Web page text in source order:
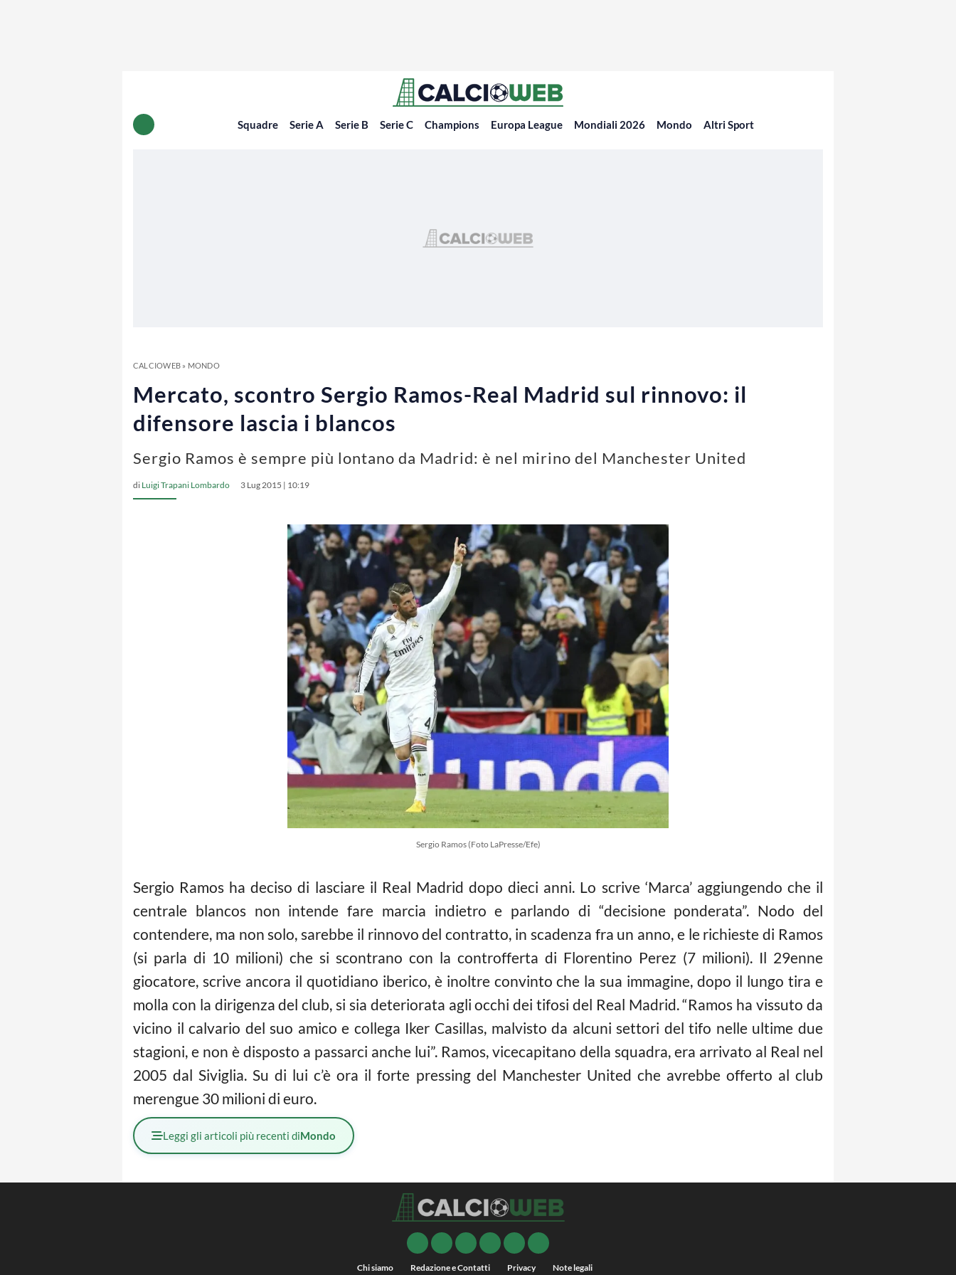
Squadre Serie A Serie B Serie C Champions Europa League Mondiali 2026 Mondo Altri Sport
CALCIOWEB» MONDO
Mercato, scontro Sergio Ramos-Real Madrid sul rinnovo: il
difensore lascia i blancos
Sergio Ramos è sempre più lontano da Madrid: è nel mirino del Manchester United
di Luigi Trapani Lombardo 3 Lug 2015 | 10:19
Sergio Ramos (Foto LaPresse/Efe)
Sergio Ramos ha deciso di lasciare il Real Madrid dopo dieci anni. Lo scrive ‘Marca’ aggiungendo che il
centrale blancos non intende fare marcia indietro e parlando di “decisione ponderata”. Nodo del
contendere, ma non solo, sarebbe il rinnovo del contratto, in scadenza fra un anno, e le richieste di Ramos
(si parla di 10 milioni) che si scontrano con la controfferta di Florentino Perez (7 milioni). Il 29enne
giocatore, scrive ancora il quotidiano iberico, è inoltre convinto che la sua immagine, dopo il lungo tira e
molla con la dirigenza del club, si sia deteriorata agli occhi dei tifosi del Real Madrid. “Ramos ha vissuto da
vicino il calvario del suo amico e collega Iker Casillas, malvisto da alcuni settori del tifo nelle ultime due
stagioni, e non è disposto a passarci anche lui”. Ramos, vicecapitano della squadra, era arrivato al Real nel
2005 dal Siviglia. Su di lui c’è ora il forte pressing del Manchester United che avrebbe offerto al club
merengue 30 milioni di euro.
Leggi gli articoli più recenti diMondo
Chi siamo Redazione e Contatti Privacy Note legali